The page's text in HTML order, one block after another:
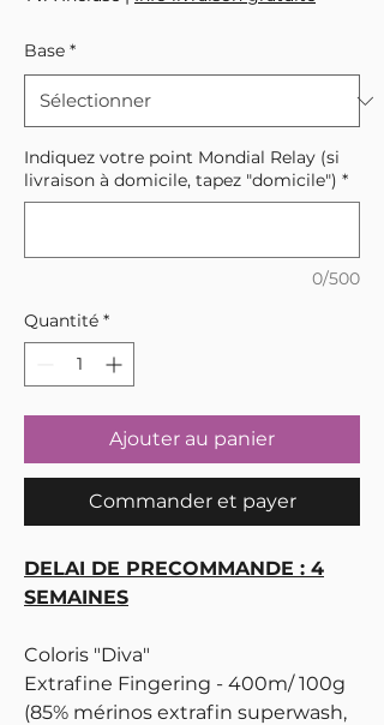
Base *
Indiquez votre point Mondial Relay (si
livraison à domicile, tapez "domicile") *
0/500
Quantité *
Ajouter au panier
Commander et payer
DELAI DE PRECOMMANDE : 4
SEMAINES
Coloris "Diva"
Extrafine Fingering - 400m/ 100g
(85% mérinos extrafin superwash,